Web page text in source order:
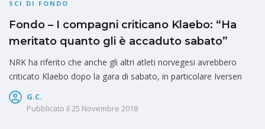
SCI DI FONDO
Fondo – I compagni criticano Klaebo: “Ha
meritato quanto gli è accaduto sabato”
NRK ha riferito che anche gli altri atleti norvegesi avrebbero
criticato Klaebo dopo la gara di sabato, in particolare Iversen
G.C.
Pubblicato il 25 Novembre 2018